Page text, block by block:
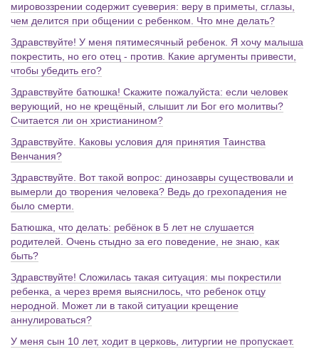
мировоззрении содержит суеверия: веру в приметы, сглазы,
чем делится при общении с ребенком. Что мне делать?
Здравствуйте! У меня пятимесячный ребенок. Я хочу малыша
покрестить, но его отец - против. Какие аргументы привести,
чтобы убедить его?
Здравствуйте батюшка! Скажите пожалуйста: если человек
верующий, но не крещёный, слышит ли Бог его молитвы?
Считается ли он христианином?
Здравствуйте. Каковы условия для принятия Таинства
Венчания?
Здравствуйте. Вот такой вопрос: динозавры существовали и
вымерли до творения человека? Ведь до грехопадения не
было смерти.
Батюшка, что делать: ребёнок в 5 лет не слушается
родителей. Очень стыдно за его поведение, не знаю, как
быть?
Здравствуйте! Сложилась такая ситуация: мы покрестили
ребенка, а через время выяснилось, что ребенок отцу
неродной. Может ли в такой ситуации крещение
аннулироваться?
У меня сын 10 лет, ходит в церковь, литургии не пропускает.